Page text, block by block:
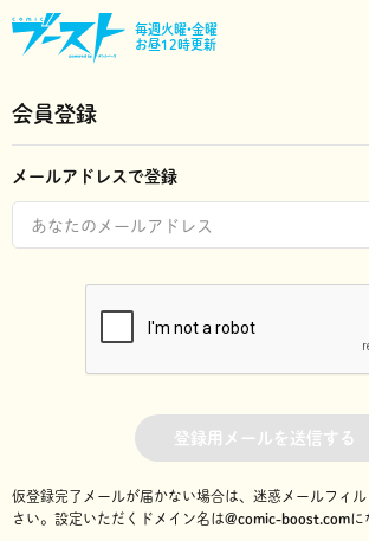
毎週火曜•金曜
お昼12時更新
会員登録
メールアドレスで登録
登録用メールを送信する
仮登録完了メールが届かない場合は、迷惑メールフィ
さい。 設定いただくドメイン名は@comic-boost.comに